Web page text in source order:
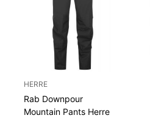
HERRE
Rab Downpour
Mountain Pants Herre